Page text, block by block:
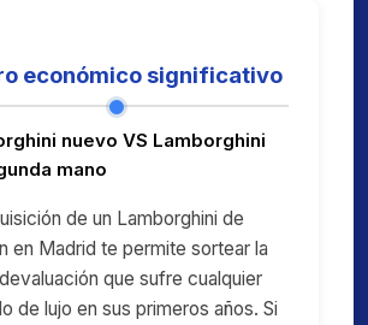
económico significativo
nuevo VS Lamborghini
mano
de un Lamborghini de
en Madrid te permite sortear la
que sufre cualquier
de lujo en sus primeros años. Si